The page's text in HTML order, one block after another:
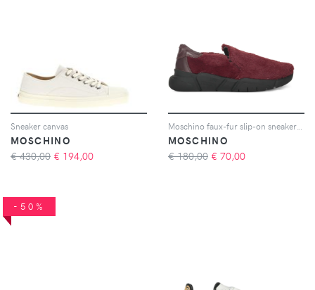
Sneaker canvas
MOSCHINO
€ 430,00 € 194,00
MOSCHINO
€ 180,00 € 70,00
-50%